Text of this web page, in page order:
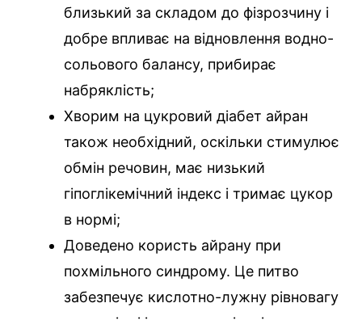
близький за складом до фізрозчину і
добре впливає на відновлення водно-
сольового балансу, прибирає
набряклість;
Хворим на цукровий діабет айран
також необхідний, оскільки стимулює
обмін речовин, має низький
гіпоглікемічний індекс і тримає цукор
в нормі;
Доведено користь айрану при
похмільного синдрому. Це питво
забезпечує кислотно-лужну рівновагу